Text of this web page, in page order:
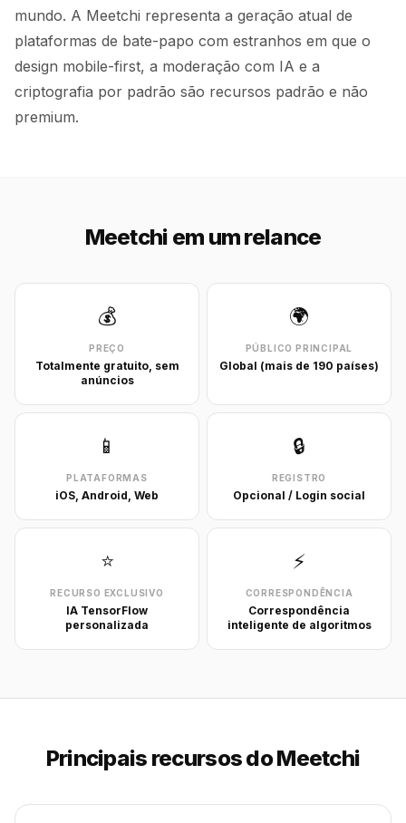
mundo. A Meetchi representa a geração atual de
plataformas de bate-papo com estranhos em que o
design mobile-first, a moderação com IA e a
criptografia por padrão são recursos padrão e não
premium.
Meetchi em um relance
💰
PREÇO
Totalmente gratuito, sem
anúncios
🌍
PÚBLICO PRINCIPAL
Global (mais de 190 países)
📱
PLATAFORMAS
iOS, Android, Web
🔒
REGISTRO
Opcional / Login social
⭐
RECURSO EXCLUSIVO
IA TensorFlow
personalizada
⚡
CORRESPONDÊNCIA
Correspondência
inteligente de algoritmos
Principais recursos do Meetchi